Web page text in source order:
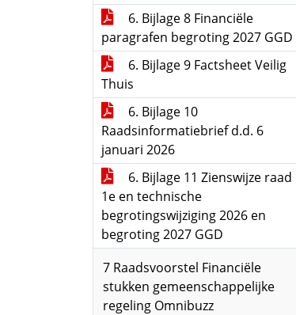
6. Bijlage 8 Financiële
paragrafen begroting 2027 GGD
6. Bijlage 9 Factsheet Veilig
Thuis
6. Bijlage 10
Raadsinformatiebrief d.d. 6
januari 2026
6. Bijlage 11 Zienswijze raad
1e en technische
begrotingswijziging 2026 en
begroting 2027 GGD
7 Raadsvoorstel Financiële
stukken gemeenschappelijke
regeling Omnibuzz